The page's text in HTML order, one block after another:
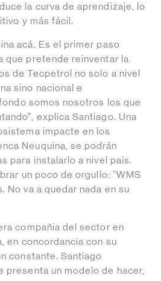
la curva de aprendizaje, lo
y más fácil.
acá. Es el primer paso
que pretende reinventar la
de Tecpetrol no solo a nivel
sino nacional e
somos nosotros los que
explica Santiago. Una
impacte en los
Neuquina, se podrán
para instalarlo a nivel país.
un poco de orgullo: “WMS
No va a quedar nada en su
compañía del sector en
en concordancia con su
constante. Santiago
presenta un modelo de hacer,